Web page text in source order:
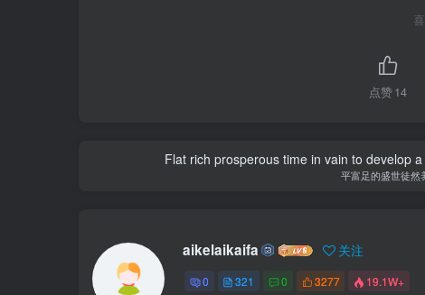
点赞14
Flat rich prosperous time in vain to develop
平富足的盛世徒然
aikelaikaifa 关注
0 321 0 3277 19.1W+